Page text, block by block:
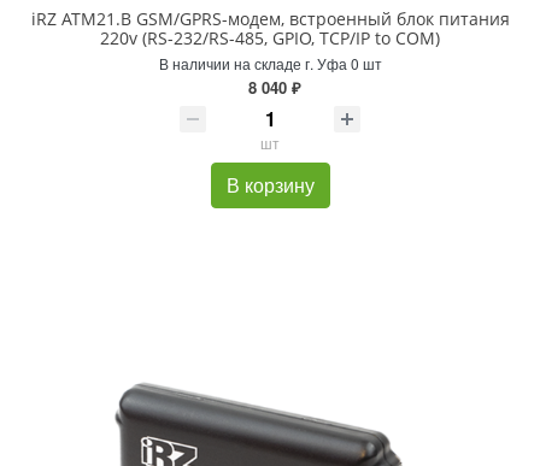
iRZ ATM21.B GSM/GPRS-модем, встроенный блок питания
220v (RS-232/RS-485, GPIO, TCP/IP to COM)
В наличии на складе г. Уфа 0 шт
8 040 ₽
шт
В корзину